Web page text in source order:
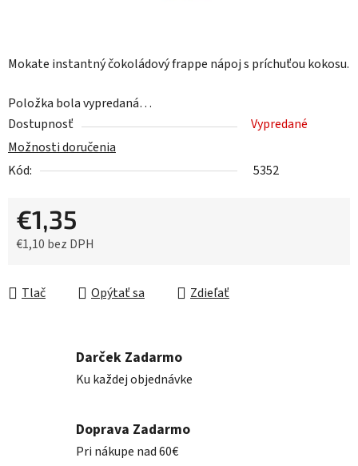
Mokate instantný čokoládový frappe nápoj s príchuťou kokosu.
Položka bola vypredaná…
Dostupnosť
Vypredané
Možnosti doručenia
Kód:
5352
€1,35
€1,10 bez DPH
Tlač
Opýtať sa Zdieľať
Darček Zadarmo
Ku každej objednávke
Doprava Zadarmo
Pri nákupe nad 60€